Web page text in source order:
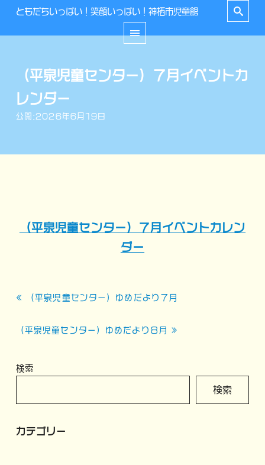
ともだちいっぱい！笑顔いっぱい！神栖市児童館
（平泉児童センター）７月イベントカ
レンダー
公開:2026年6月19日
（平泉児童センター）７月イベントカレン
ダー
ナ
ゲ
シ
ョ
« （平泉児童センター）ゆめだより７月
（平泉児童センター）ゆめだより８月 »
検索
検索
カテゴリー